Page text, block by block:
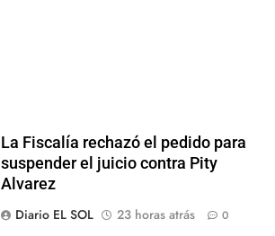
La Fiscalía rechazó el pedido para
suspender el juicio contra Pity
Alvarez
Diario EL SOL
23 horas atrás 0